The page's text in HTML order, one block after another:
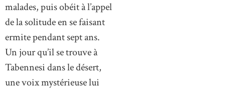
malades, puis obéit à l’appel
de la solitude en se faisant
ermite pendant sept ans.
Un jour qu’il se trouve à
Tabennesi dans le désert,
une voix mystérieuse lui